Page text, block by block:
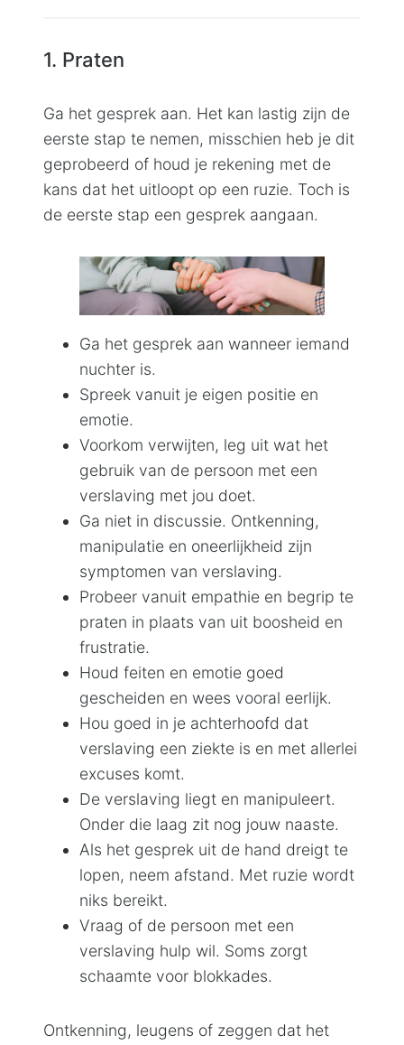
1. Praten
Ga het gesprek aan. Het kan lastig zijn de
eerste stap te nemen, misschien heb je dit
geprobeerd of houd je rekening met de
kans dat het uitloopt op een ruzie. Toch is
de eerste stap een gesprek aangaan.
Ga het gesprek aan wanneer iemand
nuchter is.
Spreek vanuit je eigen positie en
emotie.
Voorkom verwijten, leg uit wat het
gebruik van de persoon met een
verslaving met jou doet.
Ga niet in discussie. Ontkenning,
manipulatie en oneerlijkheid zijn
symptomen van verslaving.
Probeer vanuit empathie en begrip te
praten in plaats van uit boosheid en
frustratie.
Houd feiten en emotie goed
gescheiden en wees vooral eerlijk.
Hou goed in je achterhoofd dat
verslaving een ziekte is en met allerlei
excuses komt.
De verslaving liegt en manipuleert.
Onder die laag zit nog jouw naaste.
Als het gesprek uit de hand dreigt te
lopen, neem afstand. Met ruzie wordt
niks bereikt.
Vraag of de persoon met een
verslaving hulp wil. Soms zorgt
schaamte voor blokkades.
Ontkenning, leugens of zeggen dat het